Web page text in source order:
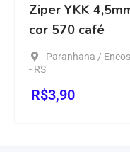
YKK 4,5mm nylon
café
/ Encosta da Serra